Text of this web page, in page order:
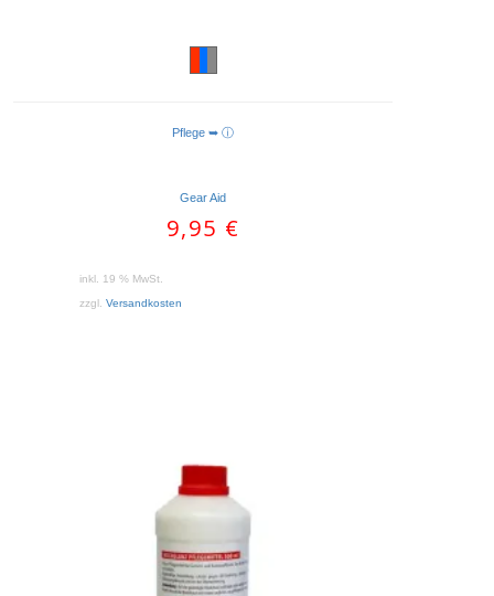
Pflege ➥ ⓘ
Gear Aid
9,95 €
inkl. 19 % MwSt.
zzgl.Versandkosten